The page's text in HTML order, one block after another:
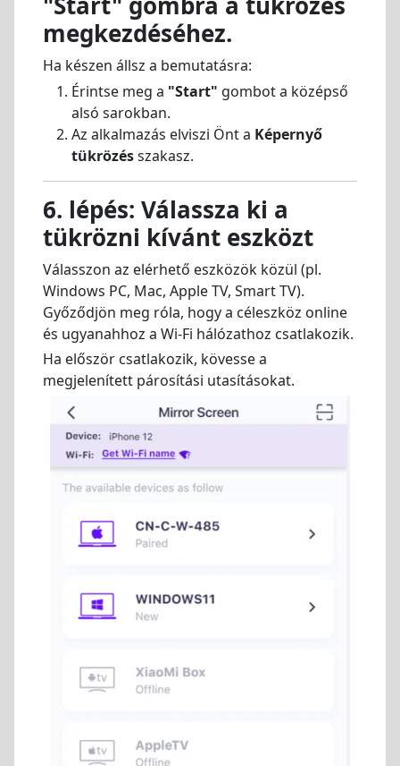
megkezdéséhez.
Ha készen állsz a bemutatásra:
Érintse meg a "Start" gombot a középső
alsó sarokban.
Az alkalmazás elviszi Önt a Képernyő
tükrözésszakasz.
6. lépés: Válassza ki a
tükrözni kívánt eszközt
Válasszon az elérhető eszközök közül (pl.
Windows PC, Mac, Apple TV, Smart TV).
Győződjön meg róla, hogy a céleszköz online
és ugyanahhoz a Wi-Fi hálózathoz csatlakozik.
Ha először csatlakozik, kövesse a
megjelenített párosítási utasításokat.